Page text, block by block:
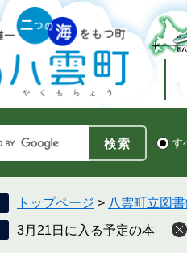
検 す
トップページ > 八雲町立図
3月21日に入る予定の本